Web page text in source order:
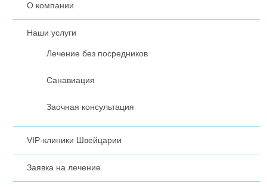
О компании
Наши услуги
Лечение без посредников
Санавиация
Заочная консультация
VIP-клиники Швейцарии
Заявка на лечение